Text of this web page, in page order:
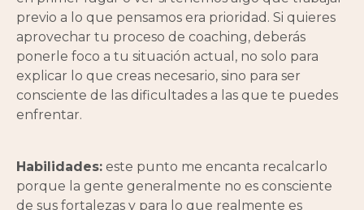
previo a lo que pensamos era prioridad. Si quieres
aprovechar tu proceso de coaching, deberás
ponerle foco a tu situación actual, no solo para
explicar lo que creas necesario, sino para ser
consciente de las dificultades a las que te puedes
enfrentar.
Habilidades: este punto me encanta recalcarlo
porque la gente generalmente no es consciente
de sus fortalezas y para lo que realmente es